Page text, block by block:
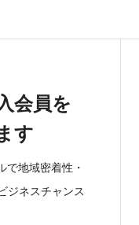
会員を
す
地域密着性・
ジネスチャンス